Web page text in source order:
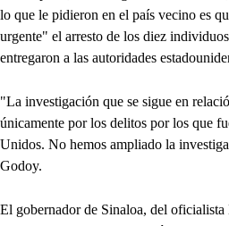
lo que le pidieron en el país vecino es
urgente" el arresto de los diez
entregaron a las autoridades
"La investigación que se sigue en
únicamente por los delitos por los que
Unidos. No hemos ampliado la
Godoy.
El gobernador de Sinaloa, del